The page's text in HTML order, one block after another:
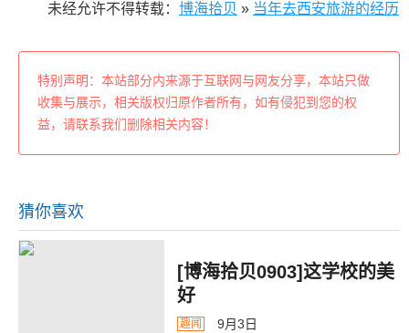
未经允许不得转载： 博海拾贝 » 当年去西安旅游的经历
特别声明：本站部分内来源于互联网与网友分享，本站只做
收集与展示，相关版权归原作者所有，如有侵犯到您的权
益，请联系我们删除相关内容！
猜你喜欢
[博海拾贝0903]这学校的美
好
趣闻 9月3日